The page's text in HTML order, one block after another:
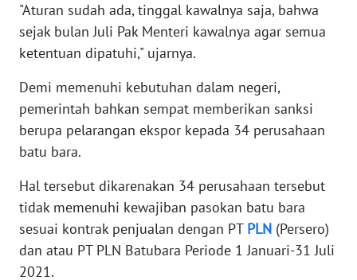
"Aturan sudah ada, tinggal kawalnya saja, bahwa
sejak bulan Juli Pak Menteri kawalnya agar semua
ketentuan dipatuhi," ujarnya.
Demi memenuhi kebutuhan dalam negeri,
pemerintah bahkan sempat memberikan sanksi
berupa pelarangan ekspor kepada 34 perusahaan
batu bara.
Hal tersebut dikarenakan 34 perusahaan tersebut
tidak memenuhi kewajiban pasokan batu bara
sesuai kontrak penjualan dengan PT PLN (Persero)
dan atau PT PLN Batubara Periode 1 Januari-31 Juli
2021.
WN
SULTRA
WN
NTB
WN
WN
SULBAR
WN